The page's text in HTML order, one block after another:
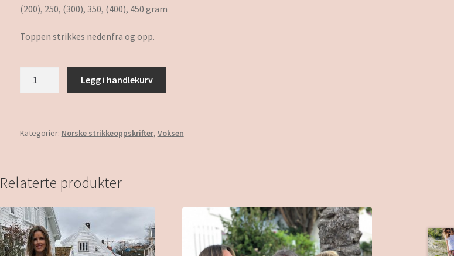
(200), 250, (300), 350, (400), 450 gram
Toppen strikkes nedenfra og opp.
Legg i handlekurv
Kategorier: Norske strikkeoppskrifter, Voksen
Relaterte produkter